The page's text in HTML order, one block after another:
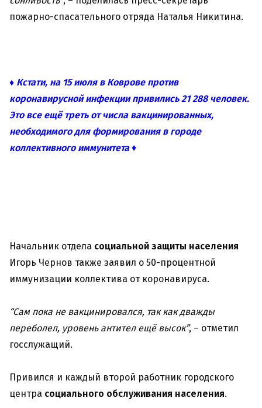
пожарно-спасательного отряда Наталья Никитина.
♦ Кстати, на 15 июля в Коврове против
коронавирусной инфекции привились 21 288 человек.
Это все ещё треть от числа вакцинированных,
необходимого для формирования в городе
коллективного иммунитета♦
Начальник отдела социальной защиты населения
Игорь Чернов также заявил о 50-процентной
иммунизации коллектива от коронавируса.
“Сам пока не вакцинировался, так как дважды
переболел, уровень антител ещё высок”, – отметил
госслужащий.
Привился и каждый второй работник городского
центра социального обслуживания населения.